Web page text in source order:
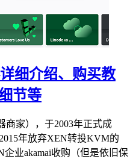
细介绍、购买教
节等
商家），于2003年正式成
年放弃XEN转投KVM的
业akamai收购（但是依旧保